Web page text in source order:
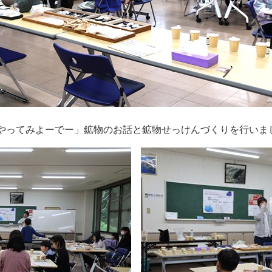
ってみよーでー」鉱物のお話と鉱物せっけんづくりを行いま